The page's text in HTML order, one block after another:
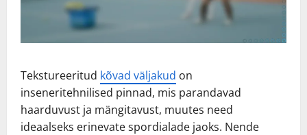
Tekstureeritud kõvad väljakud on
inseneritehnilised pinnad, mis parandavad
haarduvust ja mängitavust, muutes need
ideaalseks erinevate spordialade jaoks. Nende